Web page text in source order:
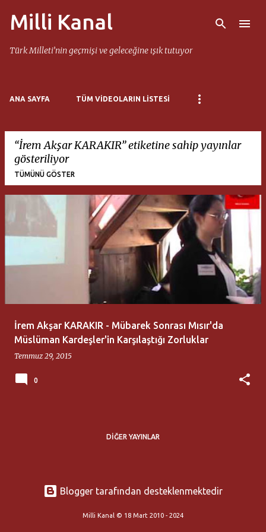
Ana içeriğe atla
Milli Kanal
Türk Milleti’nin geçmişi ve geleceğine ışık tutuyor
ANA SAYFA TÜM VIDEOLARIN LISTESI
İrem Akşar KARAKIR etiketine sahip yayınlar
gösteriliyor
TÜMÜNÜ GÖSTER
a
İrem Akşar KARAKIR - Mübarek Sonrası Mısır'da
Müslüman Kardeşler'in Karşılaştığı Zorluklar
Temmuz 29, 2015
0
DIĞER YAYINLAR
Blogger tarafından desteklenmektedir
Milli Kanal © 18 Mart 2010 - 2024